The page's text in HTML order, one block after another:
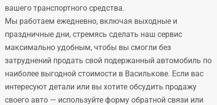
вашего транспортного средства.
Мы работаем ежедневно, включая выходные и
праздничные дни, стремясь сделать наш сервис
максимально удобным, чтобы вы смогли без
затруднений продать свой подержанный автомобиль по
наиболее выгодной стоимости в Василькове. Если вас
интересуют детали или вы хотите обсудить продажу
своего авто — используйте форму обратной связи или